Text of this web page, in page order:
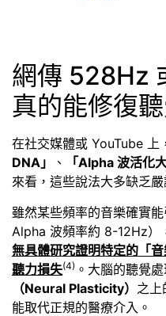
網傳 528Hz
真的能修復
在社交媒體或 YouTube 上
DNA」
、 「Alpha 波活化大
來看，這些說法大多缺乏嚴
雖然某些頻率的音樂確實
Alpha 波頻率約 8-12Hz）
無具體研究證明特定的「
聽力損失(4) 。大腦的聽覺
（Neural Plasticity） 之上
能取代正規的醫療介入。